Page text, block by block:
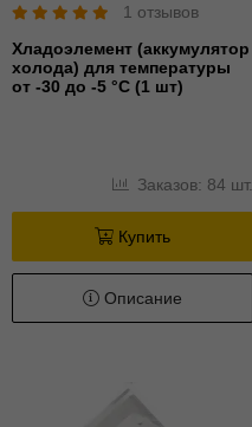
1 отзывов
Хладоэлемент (аккумулятор
холода) для температуры
от -30 до -5 °С (1 шт)
Заказов: 84 шт.
Купить
Описание